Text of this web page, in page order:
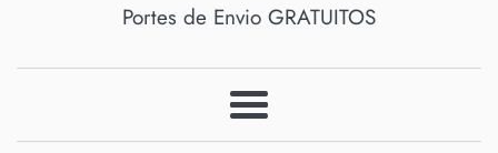
Portes de Envio GRATUITOS
Menu